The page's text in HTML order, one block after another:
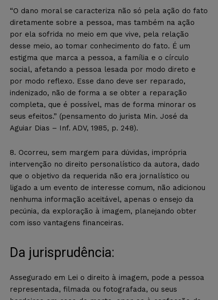
“O dano moral se caracteriza não só pela ação do fato
diretamente sobre a pessoa, mas também na ação
por ela sofrida no meio em que vive, pela relação
desse meio, ao tomar conhecimento do fato. É um
estigma que marca a pessoa, a família e o círculo
social, afetando a pessoa lesada por modo direto e
por modo reflexo. Esse dano deve ser reparado,
indenizado, não de forma a se obter a reparação
completa, que é possível, mas de forma minorar os
seus efeitos.” (pensamento do jurista Min. José da
Aguiar Dias – Inf. ADV, 1985, p. 248).
8. Ocorreu, sem margem para dúvidas, imprópria
intervenção no direito personalístico da autora, dado
que o objetivo da requerida não era jornalístico ou
ligado a um evento de interesse comum, não adicionou
nenhuma informação aceitável, apenas o ensejo da
pecúnia, da exploração à imagem, planejando obter
com isso vantagens financeiras.
Da jurisprudência:
Assegurado em Lei o direito à imagem, pode a pessoa
representada, filmada ou fotografada, ou seus